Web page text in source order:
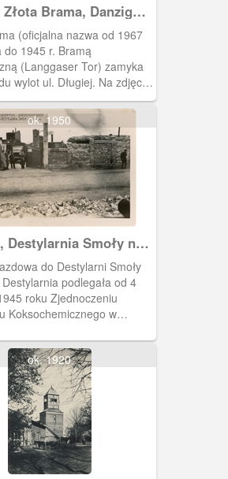
Brama, Danzig
Tor
(oficjalna nazwa od 1967
do 1945 r. Bramą
(Langgaser Tor) zamyka
wylot ul. Długiej. Na zdjęciu
wschodnia fasada bramy.
w latach 1612 - 14
van den Blocke' a
ją Hans Strakowski). Nosi ona
niderlandzkiego;
przypomina trójprzęsłowy
triumfalny. Wcześniej na jej
się
brama gotycka
ok. 1950
Destylarnia Smoły na
do Destylarni Smoły
podlegała od 4
roku Zjednoczeniu
Koksochemicznego w
plotki, które zapowiadały
zakładu przez Zarząd Miejski
Plotka ta została
notką prasową w
Bałtyckim".
ok. 1920